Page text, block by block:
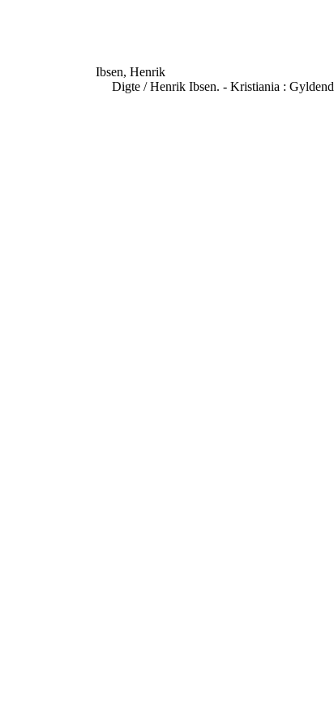
Ibsen, Henrik
Digte / Henrik Ibsen. - Kristiania :